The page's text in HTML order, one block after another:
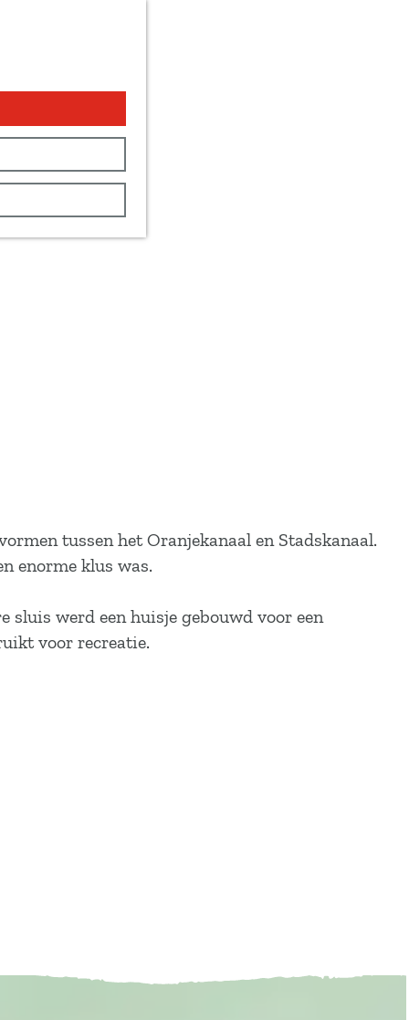
tussen het Oranjekanaal en Stadskanaal.
enorme klus was.
sluis werd een huisje gebouwd voor een
voor recreatie.